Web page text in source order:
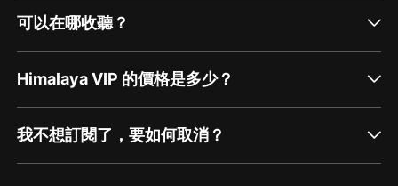
可以在哪收聽？
Himalaya VIP 的價格是多少？
我不想訂閱了，要如何取消？